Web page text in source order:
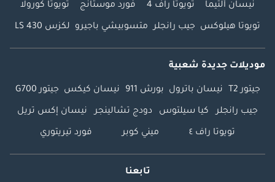
نيسان ألتيما تويوتا راف 4 فورد موستانج تويوتا كورولا
تويوتا هيلوكس جيب رانجلر متسوبيشي باجيرو لكزس LS 430
موديلات جديدة شعبية
جيتور T2 نيسان باترول بورش 911 نيسان كيكس جيتور G700
جيب رانجلر كيا سيلتوس دودج تشالينجر نيسان إكس تريل
تويوتا راف ٤ ميني كوبر فورد تيريتوري
تابعنا